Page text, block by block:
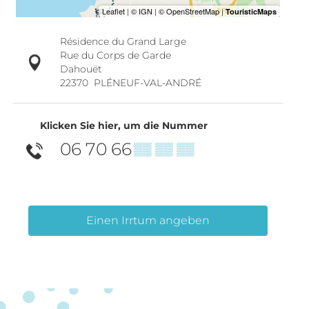
Résidence du Grand Large
Rue du Corps de Garde
Dahouët
22370 PLÉNEUF-VAL-ANDRÉ
Klicken Sie hier, um die Nummer
06 70 66▒▒ ▒▒ ▒▒
Einen Irrtum angeben